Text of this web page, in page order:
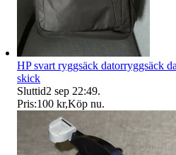
HP svart ryggsäck datorryggsäck
skick
Sluttid2 sep 22:49.
Pris:100 kr,Köp nu.